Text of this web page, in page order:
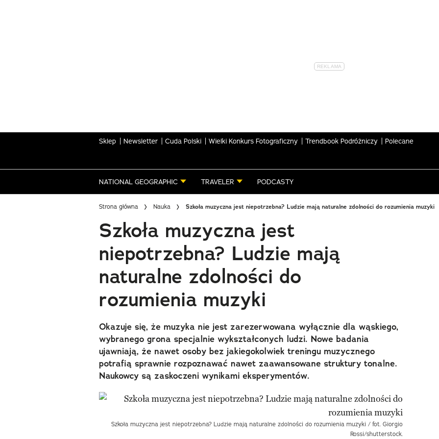
Sklep Newsletter Cuda Polski Wielki Konkurs Fotograficzny Trendbook Podróżniczy Polecane
NATIONAL GEOGRAPHIC TRAVELER PODCASTY
Strona główna Nauka Szkoła muzyczna jest niepotrzebna? Ludzie mają naturalne zdolności do rozumienia muzyki
Szkoła muzyczna jest
niepotrzebna? Ludzie mają
naturalne zdolności do
rozumienia muzyki
Okazuje się, że muzyka nie jest zarezerwowana wyłącznie dla wąskiego,
wybranego grona specjalnie wykształconych ludzi. Nowe badania
ujawniają, że nawet osoby bez jakiegokolwiek treningu muzycznego
potrafią sprawnie rozpoznawać nawet zaawansowane struktury tonalne.
Naukowcy są zaskoczeni wynikami eksperymentów.
Szkoła muzyczna jest niepotrzebna? Ludzie mają naturalne zdolności do rozumienia muzyki / fot. Giorgio
Rossi/shutterstock.